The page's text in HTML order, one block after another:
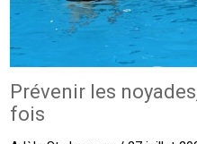
Prévenir les
fois